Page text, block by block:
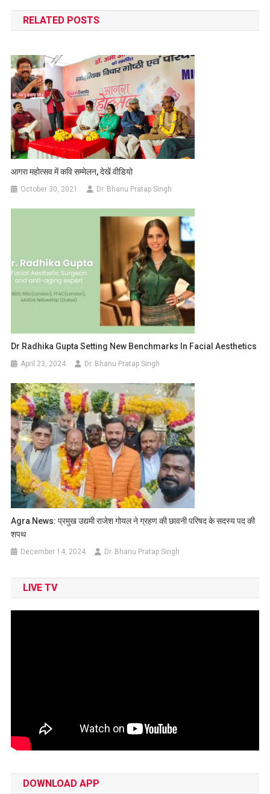
navigation
RELATED POSTS
आगरा महोत्सव में कवि सम्मेलन, देखें वीडियो
October 30, 2021 Dr. Bhanu Pratap Singh
Dr Radhika Gupta Setting New Benchmarks In Facial Aesthetics
April 23, 2024 Dr. Bhanu Pratap Singh
Agra News: प्रमुख उद्यमी राजेश गोयल ने ग्रहण की छावनी परिषद के सदस्य पद की
शपथ
December 14, 2024 Dr. Bhanu Pratap Singh
LIVE TV
DOWNLOAD APP